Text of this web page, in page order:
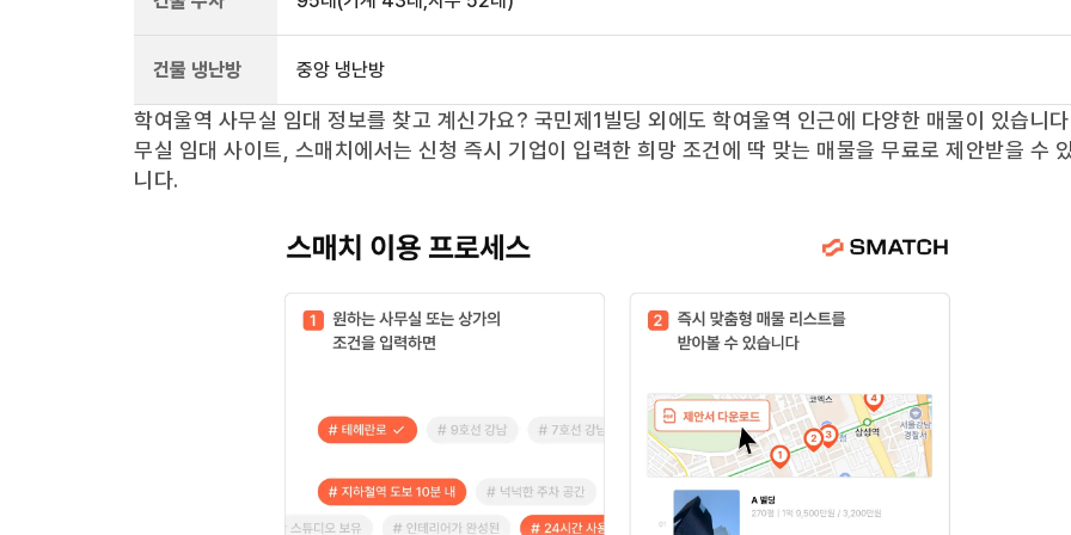
건물 냉난방 중앙 냉난방
학여울역 사무실 임대 정보를 찾고 계신가요? 국민제1빌딩 외에도 학여울역 인근에 다양한 매물이 있습니
무실 임대 사이트, 스매치에서는 신청 즉시 기업이 입력한 희망 조건에 딱 맞는 매물을 무료로 제안받을 수
니다.